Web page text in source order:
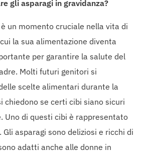
gli asparagi in gravidanza?
è un momento cruciale nella vita di
la sua alimentazione diventa
per garantire la salute del
Molti futuri genitori si
scelte alimentari durante la
chiedono se certi cibi siano sicuri
Uno di questi cibi è rappresentato
Gli asparagi sono deliziosi e ricchi di
adatti anche alle donne in